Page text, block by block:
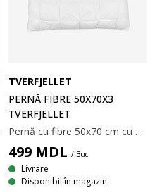
TVERFJELLET
PERNĂ FIBRE 50X70X3
TVERFJELLET
Pernă cu fibre 50x70 cm cu margini în formă de cutie, pentru a-și păstra forma și a oferi un suport uniform. Umplutură din fibră de poliester, 700 g. Țesătură din 100% bumbac. Temperatură spălare: 60°C.
499 MDL / Buc
Livrare
Disponibil în magazin